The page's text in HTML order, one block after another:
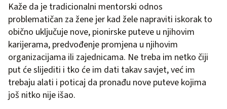
Kaže da je tradicionalni mentorski odnos
problematičan za žene jer kad žele napraviti iskorak to
obično uključuje nove, pionirske puteve u njihovim
karijerama, predvođenje promjena u njihovim
organizacijama ili zajednicama. Ne treba im netko čiji
put će slijediti i tko će im dati takav savjet, već im
trebaju alati i poticaj da pronađu nove puteve kojima
još nitko nije išao.